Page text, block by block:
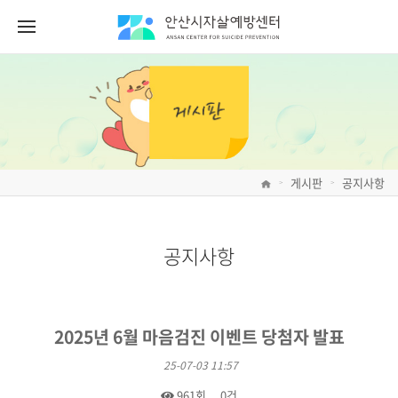
> 게시판 > 공지사항
공지사항
2025년 6월 마음검진 이벤트 당첨자 발표
25-07-03 11:57